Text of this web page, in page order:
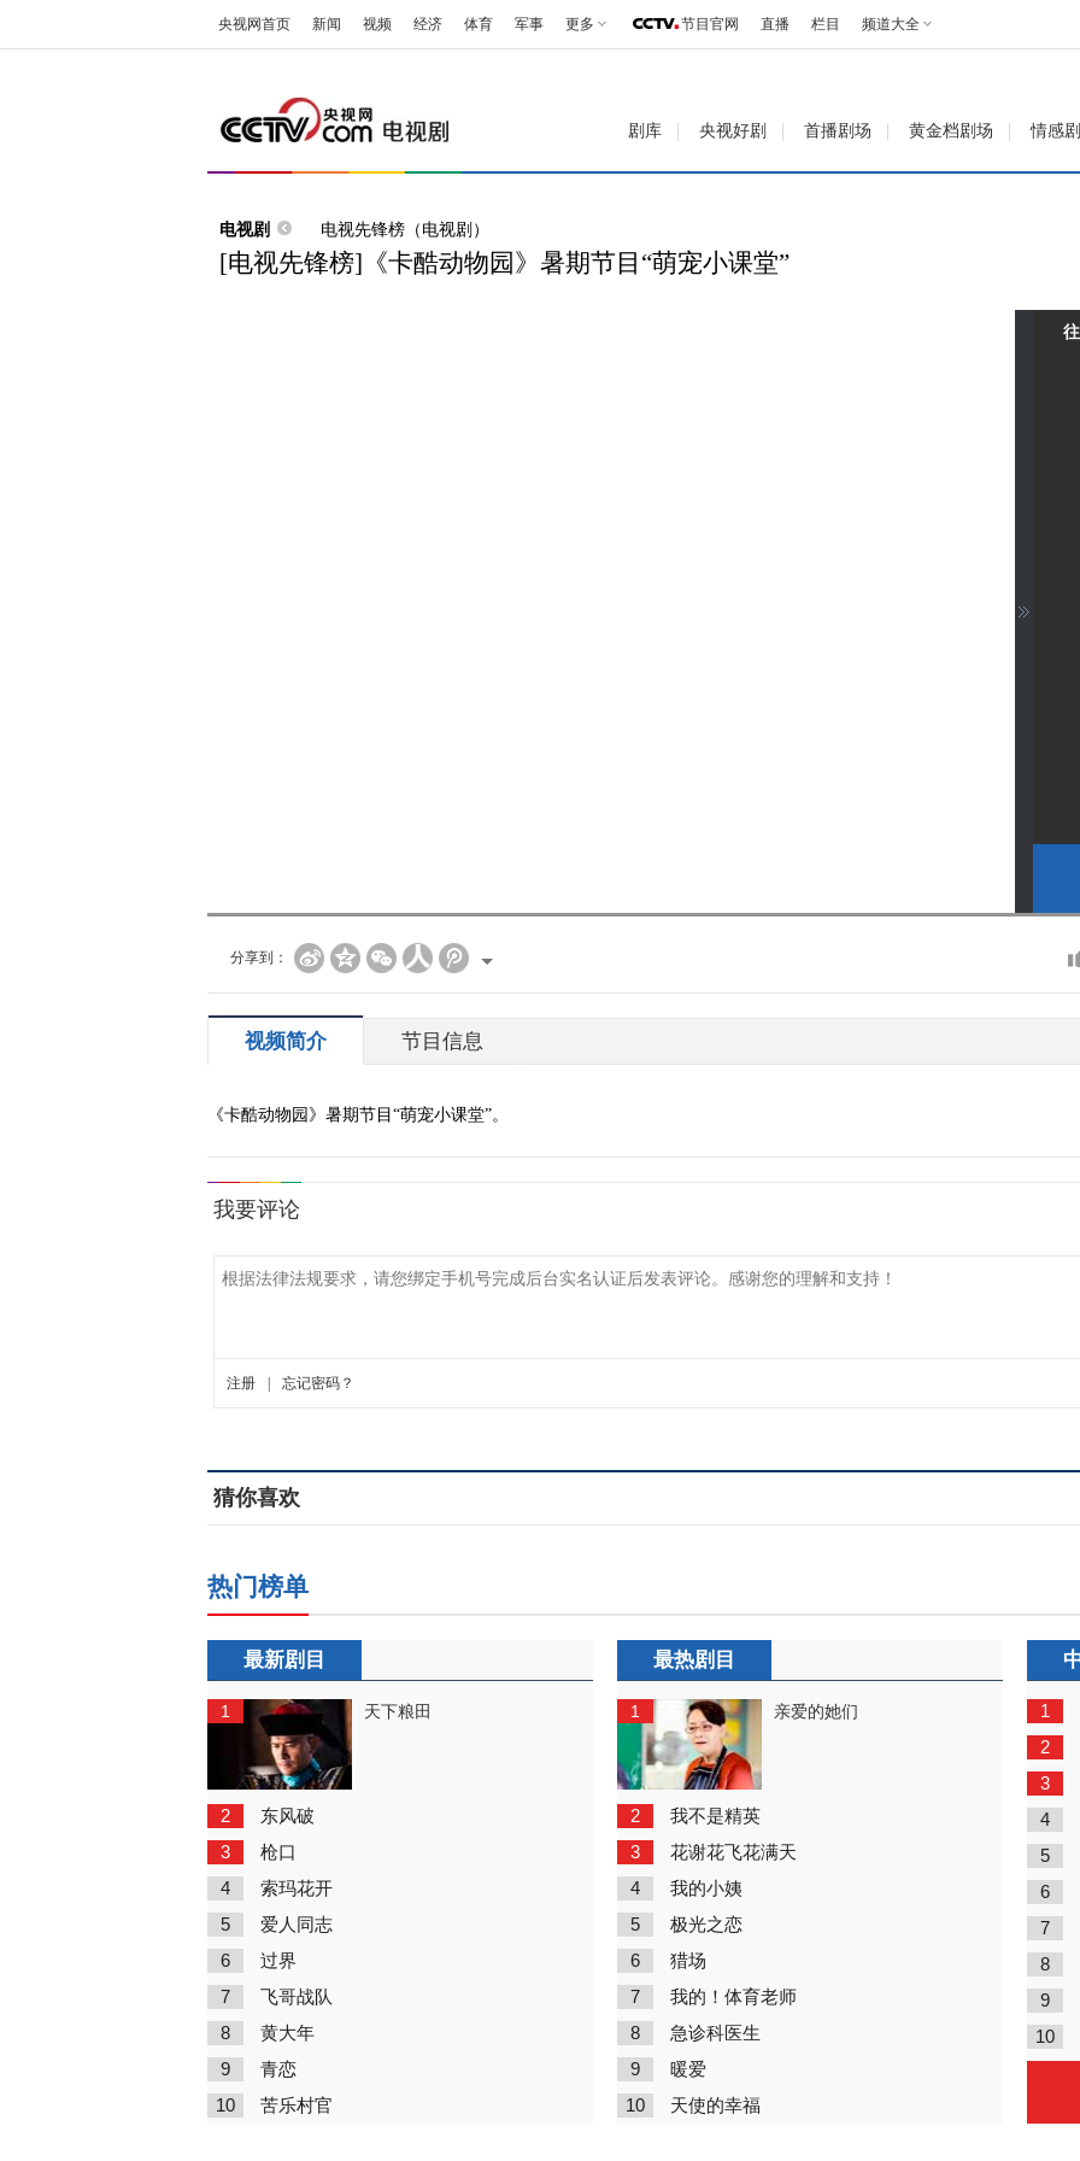
央视网首页 新闻 视频 经济 体育 军事 更多 节目官网 直播 栏目 频道大全
剧库 央视好剧 首播剧场 黄金档剧场 情感
电视剧 电视先锋榜（电视剧）
[电视先锋榜]《卡酷动物园》暑期节目“萌宠小课堂”
分享到：
视频简介 节目信息
《卡酷动物园》暑期节目“萌宠小课堂”。
猜你喜欢
热门榜单
最新剧目
1 天下粮田
2 东风破
3 枪口
4 索玛花开
5 爱人同志
6 过界
7 飞哥战队
8 黄大年
9 青恋
10 苦乐村官
最热剧目
1 亲爱的她们
2 我不是精英
3 花谢花飞花满天
4 我的小姨
5 极光之恋
6 猎场
7 我的！体育老师
8 急诊科医生
9 暖爱
10 天使的幸福
1
2
3
4
5
6
7
8
9
10